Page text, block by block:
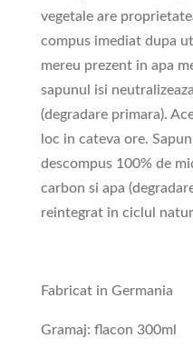
vegetale are
compus imediat dupa
mereu prezent in apa
sapunul isi
(degradare primara).
loc in cateva ore.
descompus 100% de
carbon si apa
reintegrat in ciclul
Fabricat in Germania
Gramaj: flacon 300ml